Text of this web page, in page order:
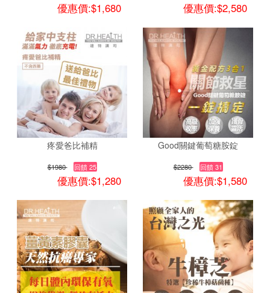
優惠價:$1,680 優惠價:$2,580
疼愛爸比補精
$1980 回饋 25
優惠價:$1,280
Good關鍵葡萄糖胺錠
$2280 回饋 31
優惠價:$1,580